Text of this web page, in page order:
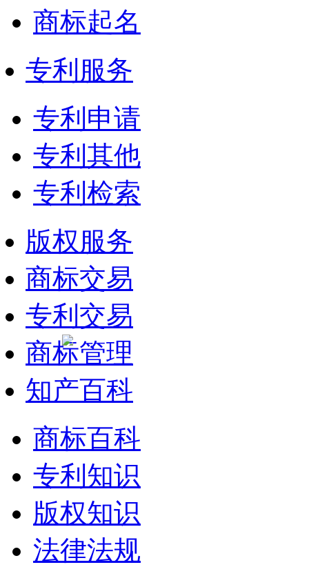
商标起名
专利服务
专利申请
专利其他
专利检索
版权服务
商标交易
专利交易
商标管理
知产百科
商标百科
专利知识
版权知识
法律法规